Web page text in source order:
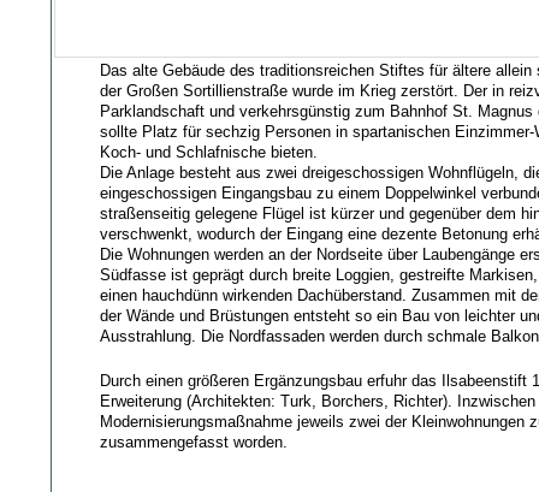
Das alte Gebäude des traditionsreichen Stiftes für ältere allein
der Großen Sortillienstraße wurde im Krieg zerstört. Der in
Parklandschaft und verkehrsgünstig zum Bahnhof St. Magnus
sollte Platz für sechzig Personen in spartanischen Einzimmer-
Koch- und Schlafnische bieten.
Die Anlage besteht aus zwei dreigeschossigen Wohnflügeln,
eingeschossigen Eingangsbau zu einem Doppelwinkel
straßenseitig gelegene Flügel ist kürzer und gegenüber dem
verschwenkt, wodurch der Eingang eine dezente Betonung
Die Wohnungen werden an der Nordseite über Laubengänge
Südfasse ist geprägt durch breite Loggien, gestreifte
einen hauchdünn wirkenden Dachüberstand. Zusammen mit
der Wände und Brüstungen entsteht so ein Bau von leichter
Ausstrahlung. Die Nordfassaden werden durch schmale
Durch einen größeren Ergänzungsbau erfuhr das Ilsabeenstift
Erweiterung (Architekten: Turk, Borchers, Richter).
Modernisierungsmaßnahme jeweils zwei der Kleinwohnungen
zusammengefasst worden.